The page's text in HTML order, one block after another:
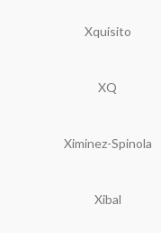
Xquisito
XQ
Ximinez-Spinola
Xibal